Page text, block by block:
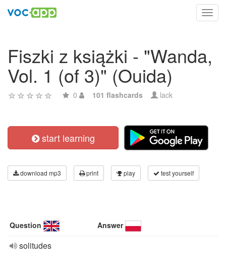
Fiszki z książki - "Wanda,
Vol. 1 (of 3)" (Ouida)
0 101 flashcards lack
start learning
download mp3 print play test yourself
Question Answer
solitudes